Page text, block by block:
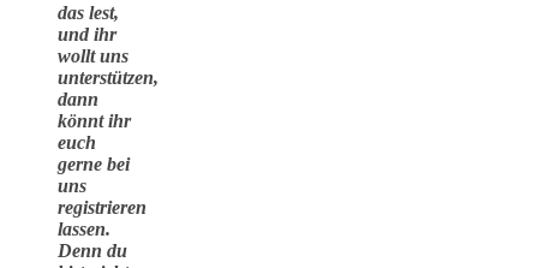
das lest,
und ihr
wollt uns
unterstützen,
dann
könnt ihr
euch
gerne bei
uns
registrieren
lassen.
Denn du